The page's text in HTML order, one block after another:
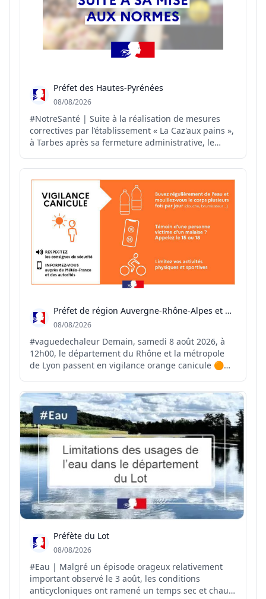
Préfet des Hautes-Pyrénées
08/08/2026
#NotreSanté | Suite à la réalisation de mesures
correctives par l’établissement « La Caz'aux pains »,
à Tarbes après sa fermeture administrative, le
réouverture de cet établissement.
Préfet de région Auvergne-Rhône-Alpes et du Rhône
08/08/2026
#vaguedechaleur Demain, samedi 8 août 2026, à
12h00, le département du Rhône et la métropole
de Lyon passent en vigilance orange canicule 🟠☀️
entre mercredi et vendredi prochain avec des
températures comprises entre 37 et 38 °C 🌡️ Face à
ces forte...
Préfète du Lot
08/08/2026
#Eau | Malgré un épisode orageux relativement
important observé le 3 août, les conditions
anticycloniques ont ramené un temps sec et chaud